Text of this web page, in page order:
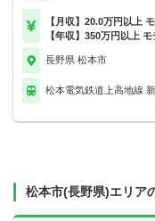
【月収】20.0万円以上
【年収】350万円以上 モ
長野県 松本市
松本電気鉄道上高地線
松本市(長野県)エリア